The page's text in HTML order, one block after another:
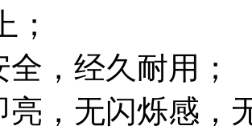
；
，经久耐用；
亮，无闪烁感，